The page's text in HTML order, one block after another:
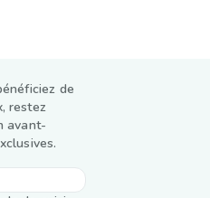
de
restez
avant-